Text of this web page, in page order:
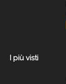
I più visti